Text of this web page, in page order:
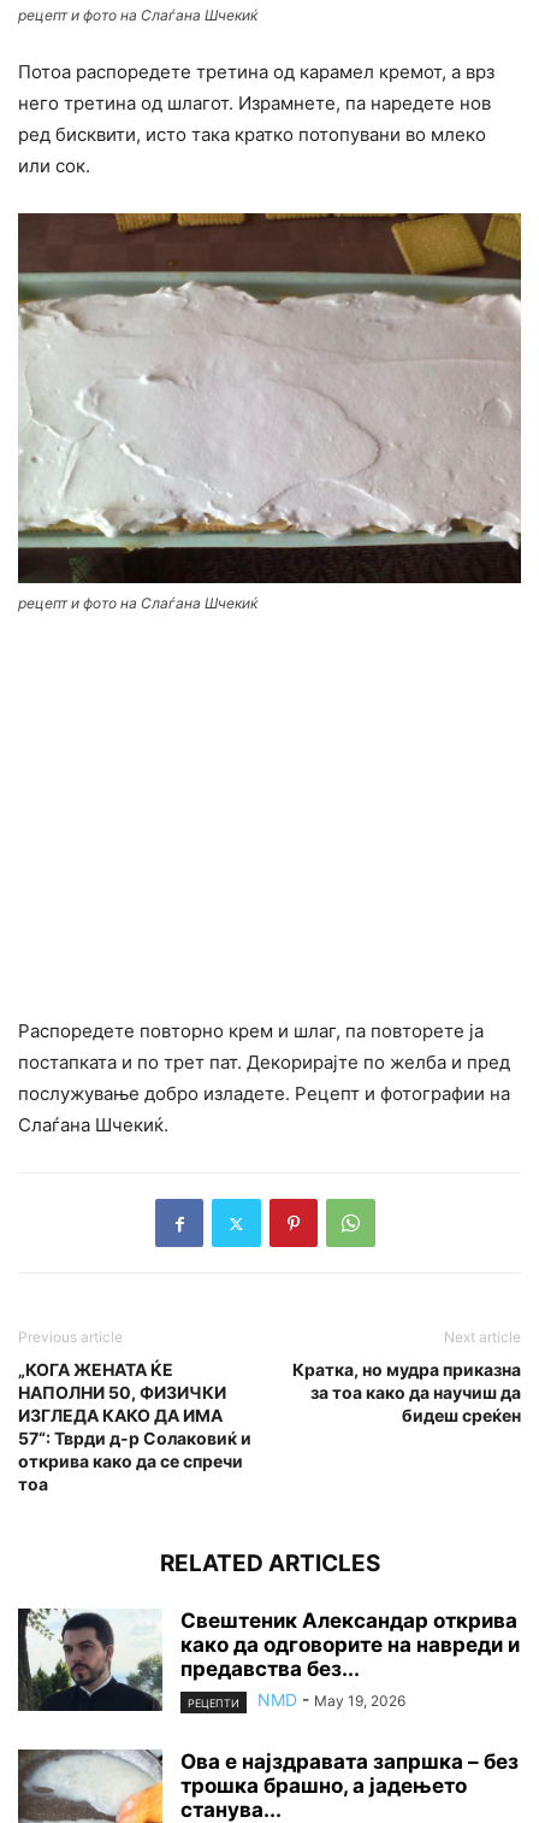
рецепт и фото на Слаѓана Шчекиќ
Потоа распоредете третина од карамел кремот, а врз
него третина од шлагот. Израмнете, па наредете нов
ред бисквити, исто така кратко потопувани во млеко
или сок.
рецепт и фото на Слаѓана Шчекиќ
Распоредете повторно крем и шлаг, па повторете ја
постапката и по трет пат. Декорирајте по желба и пред
послужување добро изладете. Рецепт и фотографии на
Слаѓана Шчекиќ.
Previous article
„КОГА ЖЕНАТА ЌЕ
НАПОЛНИ 50, ФИЗИЧКИ
ИЗГЛЕДА КАКО ДА ИМА
57“: Тврди д-р Солаковиќ и
открива како да се спречи
тоа
Next article
Кратка, но мудра приказна
за тоа како да научиш да
бидеш среќен
RELATED ARTICLES
Свештеник Александар открива
како да одговорите на навреди и
предавства без...
РЕЦЕПТИ NMD - May 19, 2026
Ова е најздравата запршка – без
трошка брашно, а јадењето
станува...